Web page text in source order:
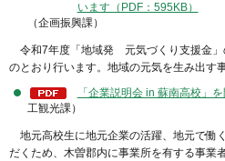
います（PDF：595KB）
（企画振興課）
令和7年度「地域発 元気づくり支援金」
のとおり行います。地域の元気を生み出す
「企業説明会 in 蘇南高校」
工観光課）
地元高校生に地元企業の活躍、地元で働
だくため、木曽郡内に事業所を有する事業